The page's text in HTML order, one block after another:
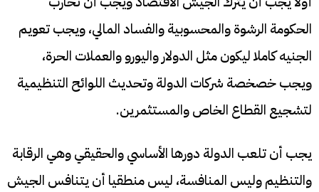
الحكومة الرشوة والمحسوبية والفساد المالي، ويجب تعويم
الجنيه كاملا ليكون مثل الدولار واليورو والعملات الحرة،
ويجب خصخصة شركات الدولة وتحديث اللوائح التنظيمية
لتشجيع القطاع الخاص والمستثمرين.
يجب أن تلعب الدولة دورها الأساسي والحقيقي وهي الرقابة
والتنظيم وليس المنافسة، ليس منطقيا أن يتنافس الجيش